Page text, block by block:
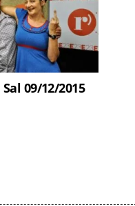
09/12/2015